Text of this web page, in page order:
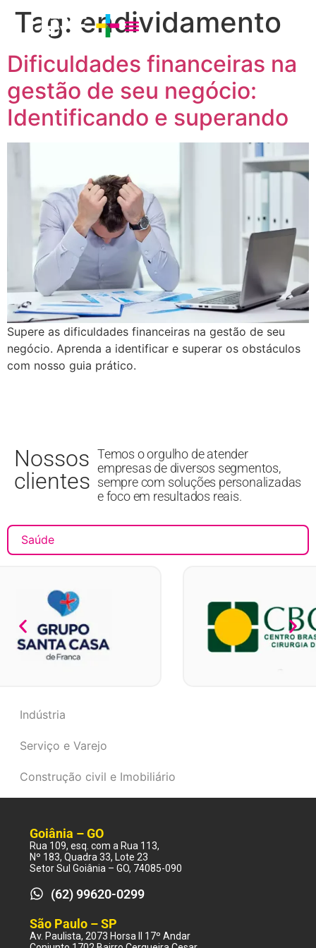
Tag: endividamento
Dificuldades financeiras na
gestão de seu negócio:
Identificando e superando
Supere as dificuldades financeiras na gestão de seu
negócio. Aprenda a identificar e superar os obstáculos
com nosso guia prático.
Nossos
clientes
Temos o orgulho de atender
empresas de diversos segmentos,
sempre com soluções personalizadas
e foco em resultados reais.
Saúde
Indústria
Serviço e Varejo
Construção civil e Imobiliário
Goiânia – GO
Rua 109, esq. com a Rua 113,
Nº 183, Quadra 33, Lote 23
Setor Sul Goiânia – GO, 74085-090
(62) 99620-0299
São Paulo – SP
Av. Paulista, 2073 Horsa II 17º Andar